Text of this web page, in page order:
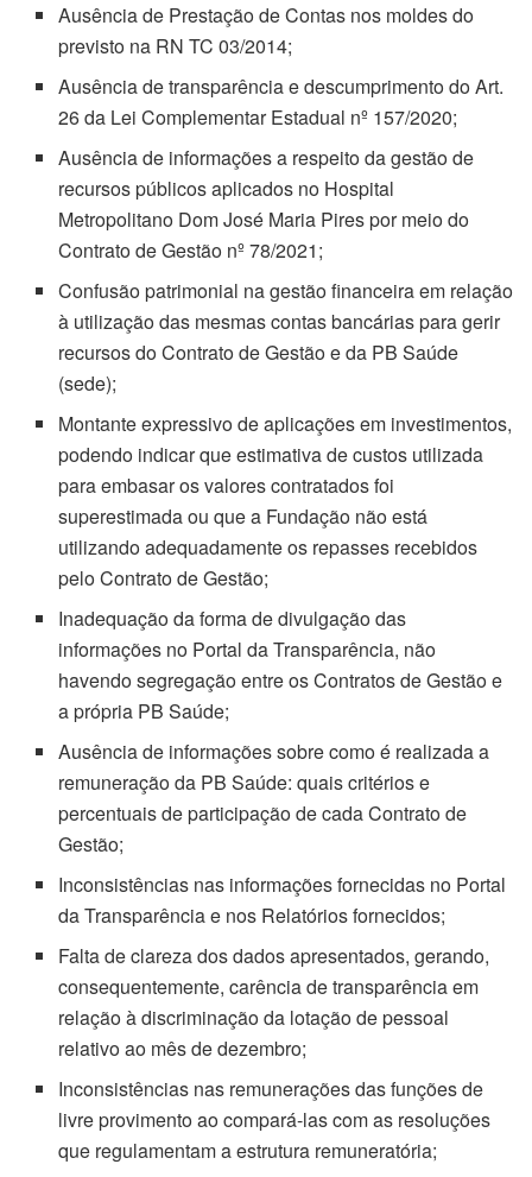
Ausência de Prestação de Contas nos moldes do
previsto na RN TC 03/2014;
Ausência de transparência e descumprimento do Art.
26 da Lei Complementar Estadual nº 157/2020;
Ausência de informações a respeito da gestão de
recursos públicos aplicados no Hospital
Metropolitano Dom José Maria Pires por meio do
Contrato de Gestão nº 78/2021;
Confusão patrimonial na gestão financeira em relação
à utilização das mesmas contas bancárias para gerir
recursos do Contrato de Gestão e da PB Saúde
(sede);
Montante expressivo de aplicações em investimentos,
podendo indicar que estimativa de custos utilizada
para embasar os valores contratados foi
superestimada ou que a Fundação não está
utilizando adequadamente os repasses recebidos
pelo Contrato de Gestão;
Inadequação da forma de divulgação das
informações no Portal da Transparência, não
havendo segregação entre os Contratos de Gestão e
a própria PB Saúde;
Ausência de informações sobre como é realizada a
remuneração da PB Saúde: quais critérios e
percentuais de participação de cada Contrato de
Gestão;
Inconsistências nas informações fornecidas no Portal
da Transparência e nos Relatórios fornecidos;
Falta de clareza dos dados apresentados, gerando,
consequentemente, carência de transparência em
relação à discriminação da lotação de pessoal
relativo ao mês de dezembro;
Inconsistências nas remunerações das funções de
livre provimento ao compará-las com as resoluções
que regulamentam a estrutura remuneratória;